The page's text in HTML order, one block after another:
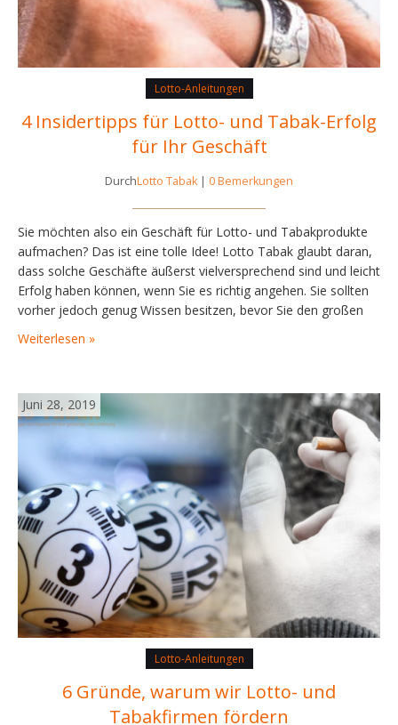
Lotto-Anleitungen
4 Insidertipps für Lotto- und Tabak-Erfolg
für Ihr Geschäft
DurchLotto Tabak | 0 Bemerkungen
Sie möchten also ein Geschäft für Lotto- und Tabakprodukte
aufmachen? Das ist eine tolle Idee! Lotto Tabak glaubt daran,
dass solche Geschäfte äußerst vielversprechend sind und leicht
Erfolg haben können, wenn Sie es richtig angehen. Sie sollten
vorher jedoch genug Wissen besitzen, bevor Sie den großen
Sprung machen. Wenn wir über das Schicksal Ihres Geschäftes
reden, können Sie sich nichts…
Weiterlesen »
Juni 28, 2019
Lotto-Anleitungen
6 Gründe, warum wir Lotto- und
Tabakfirmen fördern